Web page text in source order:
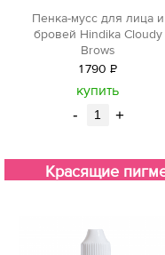
Пенка-мусс для лица и
бровей Hindika Cloudy
Brows
1790 Р
уб.
купить
- +
Красящие